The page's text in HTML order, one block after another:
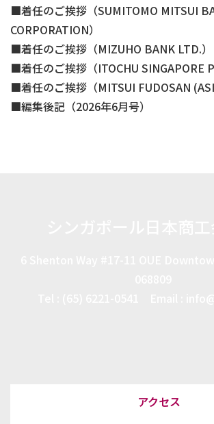
着任のご挨拶（SUMITOMO MITSUI
CORPORATION）
着任のご挨拶（MIZUHO BANK LTD.）
着任のご挨拶（ITOCHU SINGAPORE
着任のご挨拶（MITSUI FUDOSAN
編集後記（2026年6月号）
アクセス